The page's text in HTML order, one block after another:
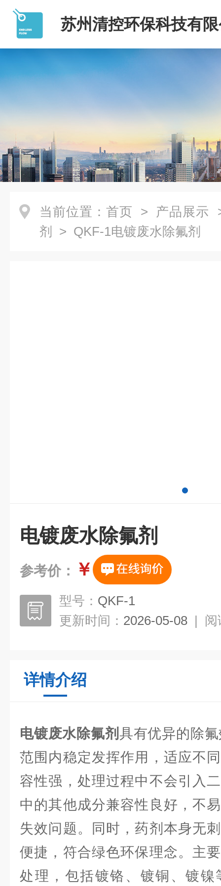
苏州清控环保科技有
当前位置： 首页 > 产品展示
剂
> QKF-1电镀废水除氟剂
电镀废水除氟剂
参考价： ￥
型号： QKF-1
更新时间： 2026-05-08 | 阅
详情介绍
电镀废水除氟剂 具有优异的除
范围内稳定发挥作用，适应不
容性强，处理过程中不会引入
中的其他成分兼容性良好，不
失效问题。同时，药剂本身无
便捷，符合绿色环保理念。主
处理，包括镀铬、镀铜、镀镍